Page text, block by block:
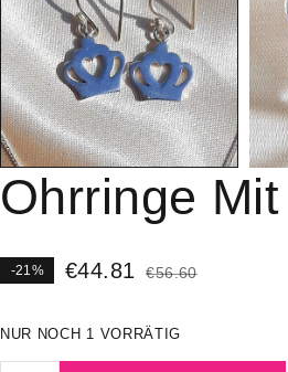
Ohrringe
-21% €56.60
€44.81
NUR NOCH 1 VORRÄTIG